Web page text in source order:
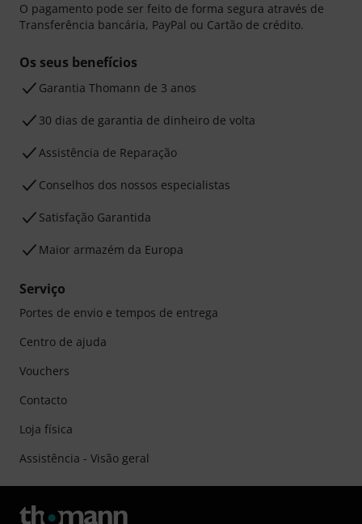
O pagamento pode ser feito de forma segura através de
Transferência bancária, PayPal ou Cartão de crédito.
Os seus benefícios
Garantia Thomann de 3 anos
30 dias de garantia de dinheiro de volta
Assistência de Reparação
Conselhos dos nossos especialistas
Satisfação Garantida
Maior armazém da Europa
Serviço
Portes de envio e tempos de entrega
Centro de ajuda
Vouchers
Contacto
Loja física
Assistência - Visão geral